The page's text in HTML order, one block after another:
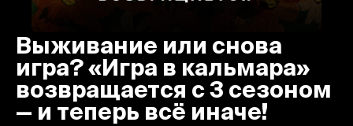
Выживание или снова
игра? «Игра в кальмара»
возвращается с 3 сезоном
— и теперь всё иначе!